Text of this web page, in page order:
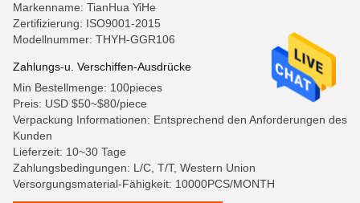
Markenname: TianHua YiHe
Zertifizierung: ISO9001-2015
Modellnummer: THYH-GGR106
Zahlungs-u. Verschiffen-Ausdrücke
Min Bestellmenge: 100pieces
Preis: USD $50~$80/piece
Verpackung Informationen: Entsprechend den Anforderungen des
Kunden
Lieferzeit: 10~30 Tage
Zahlungsbedingungen: L/C, T/T, Western Union
Versorgungsmaterial-Fähigkeit: 10000PCS/MONTH